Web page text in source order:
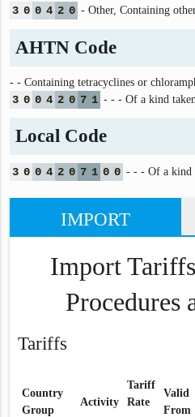
3 0 0 4 2 0 - Other, Containing
AHTN Code
- - Containing tetracyclines or
3 0 0 4 2 0 7 1 - - - Of a kind
Local Code
3 0 0 4 2 0 7 1 0 0 - - - Of a kind
IMPORT
Import
Procedures
Tariffs
Country
Group
Activity
Tariff
Rate
Valid
From